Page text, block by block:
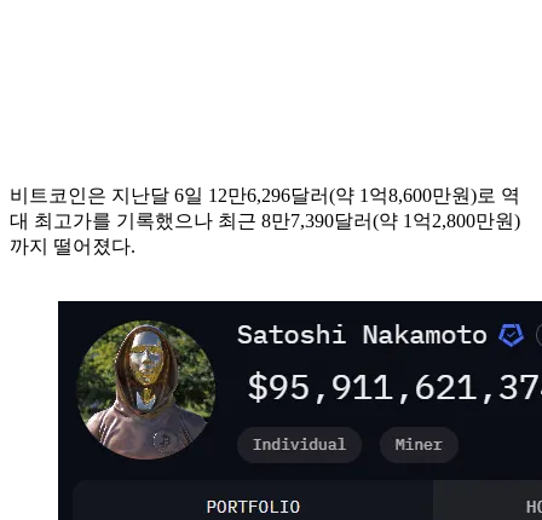
비트코인은 지난달 6일 12만6,296달러(약 1억8,600만원)로 역
대 최고가를 기록했으나 최근 8만7,390달러(약 1억2,800만원)
까지 떨어졌다.